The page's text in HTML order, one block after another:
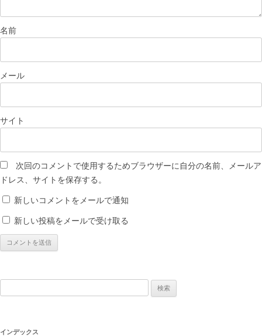
名前
メール
サイト
次回のコメントで使用するためブラウザーに自分の名前、メールア
ドレス、サイトを保存する。
新しいコメントをメールで通知
新しい投稿をメールで受け取る
インデックス